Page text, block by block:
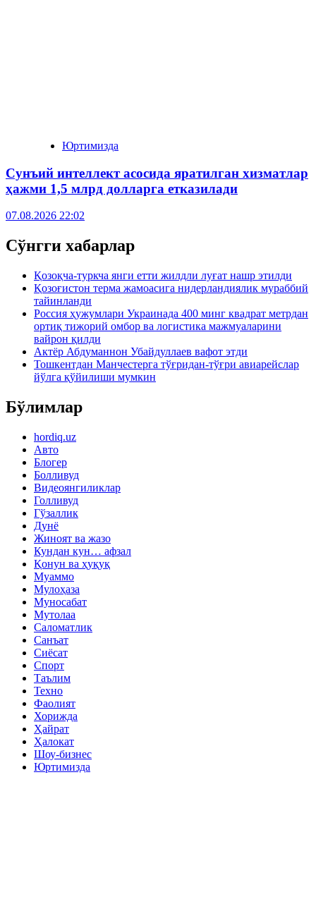
Юртимизда
Сунъий интеллект асосида яратилган хизматлар
ҳажми 1,5 млрд долларга етказилади
07.08.2026 22:02
Сўнгги хабарлар
Қозоқча-туркча янги етти жилдли луғат нашр этилди
Қозоғистон терма жамоасига нидерландиялик мураббий
тайинланди
Россия ҳужумлари Украинада 400 минг квадрат метрдан
ортиқ тижорий омбор ва логистика мажмуаларини
вайрон қилди
Актёр Абду­маннон Убайдуллаев вафот этди
Тошкентдан Манчестерга тўғридан-тўғри авиарейслар
йўлга қўйилиши мумкин
Бўлимлар
hordiq.uz
Авто
Блогер
Болливуд
Видеоянгиликлар
Голливуд
Гўзаллик
Дунё
Жиноят ва жазо
Кундан кун… афзал
Қонун ва ҳуқуқ
Муаммо
Мулоҳаза
Муносабат
Мутолаа
Саломатлик
Санъат
Сиёсат
Спорт
Таълим
Техно
Фаолият
Хорижда
Ҳайрат
Ҳалокат
Шоу-бизнес
Юртимизда